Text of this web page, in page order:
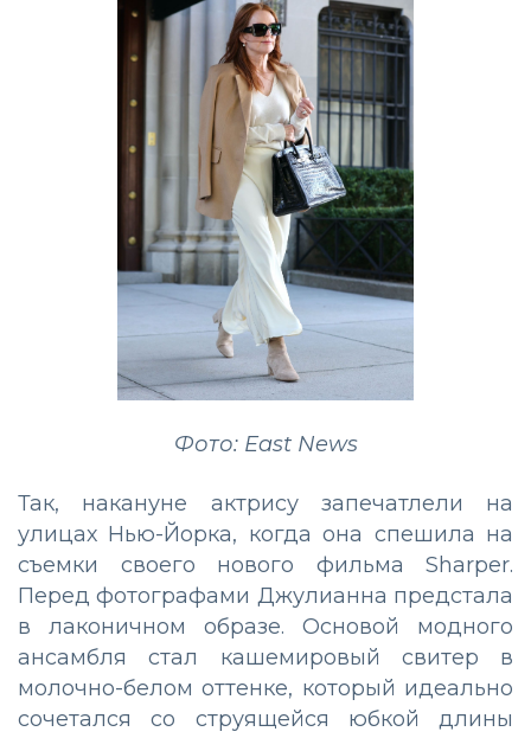
Фото: East News
Так, накануне актрису запечатлели на
улицах Нью-Йорка, когда она спешила на
съемки своего нового фильма Sharper.
Перед фотографами Джулианна предстала
в лаконичном образе. Основой модного
ансамбля стал кашемировый свитер в
молочно-белом оттенке, который идеально
сочетался со струящейся юбкой длины